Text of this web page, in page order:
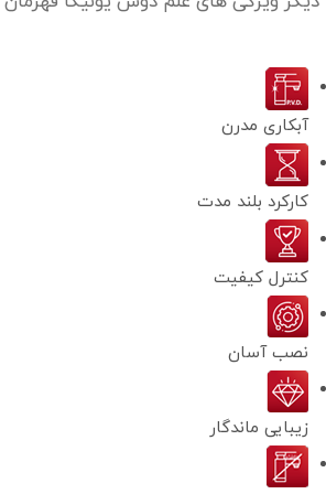
آبکاری مدرن
کارکرد بلند مدت
كنترل كيفيت
نصب آسان
زیبایی ماندگار